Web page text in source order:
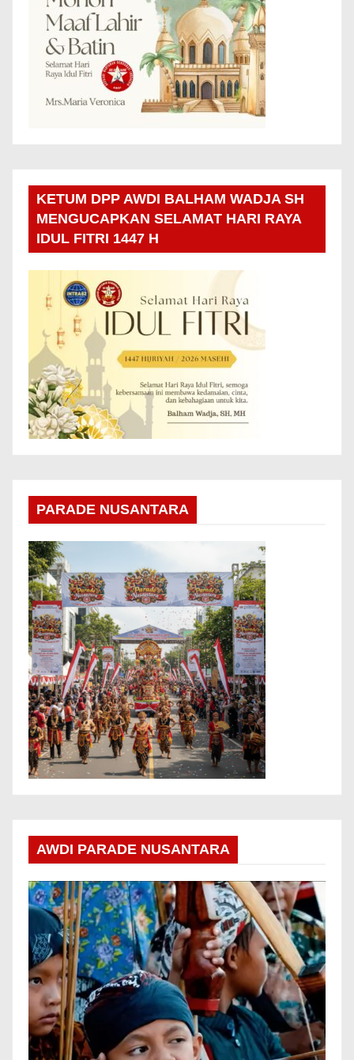
KETUM DPP AWDI BALHAM WADJA SH
MENGUCAPKAN SELAMAT HARI RAYA
IDUL FITRI 1447 H
PARADE NUSANTARA
AWDI PARADE NUSANTARA